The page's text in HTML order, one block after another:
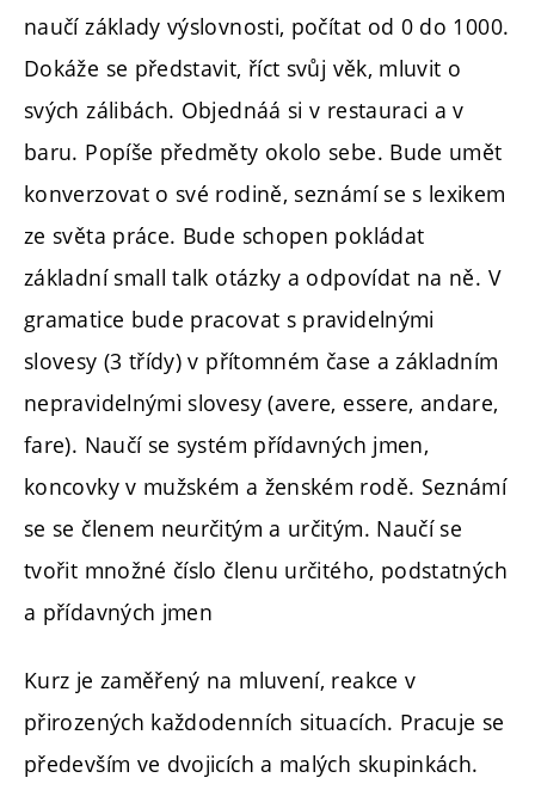
naučí základy výslovnosti, počítat od 0 do 1000.
Dokáže se představit, říct svůj věk, mluvit o
svých zálibách. Objednáá si v restauraci a v
baru. Popíše předměty okolo sebe. Bude umět
konverzovat o své rodině, seznámí se s lexikem
ze světa práce. Bude schopen pokládat
základní small talk otázky a odpovídat na ně. V
gramatice bude pracovat s pravidelnými
slovesy (3 třídy) v přítomném čase a základním
nepravidelnými slovesy (avere, essere, andare,
fare). Naučí se systém přídavných jmen,
koncovky v mužském a ženském rodě. Seznámí
se se členem neurčitým a určitým. Naučí se
tvořit množné číslo členu určitého, podstatných
a přídavných jmen
Kurz je zaměřený na mluvení, reakce v
přirozených každodenních situacích. Pracuje se
především ve dvojicích a malých skupinkách.